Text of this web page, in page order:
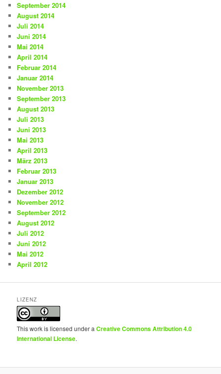
September 2014
August 2014
Juli 2014
Juni 2014
Mai 2014
April 2014
Februar 2014
Januar 2014
November 2013
September 2013
August 2013
Juli 2013
Juni 2013
Mai 2013
April 2013
März 2013
Februar 2013
Januar 2013
Dezember 2012
November 2012
September 2012
August 2012
Juli 2012
Juni 2012
Mai 2012
April 2012
LIZENZ
This work is licensed under aCreative Commons Attribution 4.0
International License.